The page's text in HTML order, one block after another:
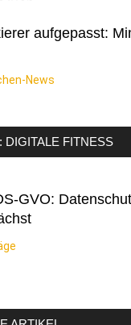
aufgepasst:
News
DIGITALE FITNESS
GVO: